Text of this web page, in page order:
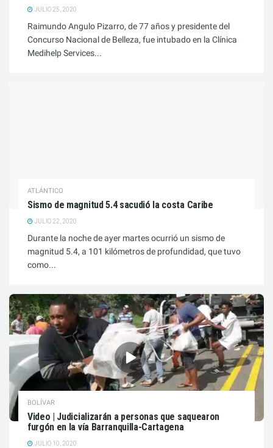
JULIO 25, 2020
Raimundo Angulo Pizarro, de 77 años y presidente del
Concurso Nacional de Belleza, fue intubado en la Clínica
Medihelp Services...
ATLÁNTICO
Sismo de magnitud 5.4 sacudió la costa Caribe
JULIO 22, 2020
Durante la noche de ayer martes ocurrió un sismo de
magnitud 5.4, a 101 kilómetros de profundidad, que tuvo
como...
BOLÍVAR
Video | Judicializarán a personas que saquearon
furgón en la vía Barranquilla-Cartagena
JULIO 10, 2020